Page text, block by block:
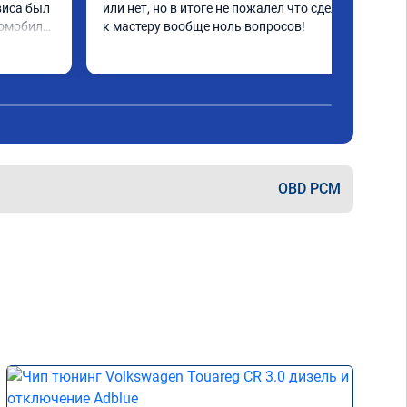
был
что
или нет, но в итоге не пожалел что сделал,
к мастеру вообще ноль вопросов!
OBD PCM